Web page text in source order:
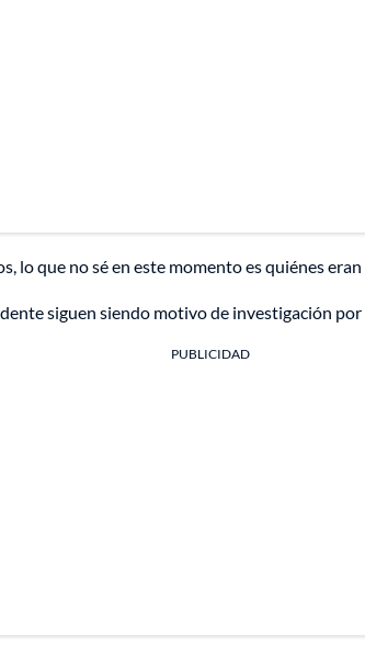
lo que no sé en este momento es quiénes eran
siguen siendo motivo de investigación
PUBLICIDAD